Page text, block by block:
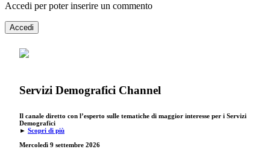
Accedi per poter inserire un commento
Accedi
Servizi Demografici Channel
Il canale diretto con l’esperto sulle tematiche di maggior interesse per i Servizi
Demografici
► Scopri di più
Mercoledì 9 settembre 2026